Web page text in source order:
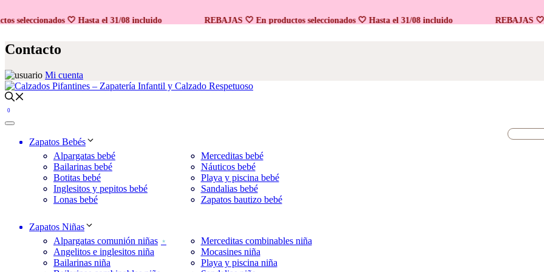
🤍 Hasta el 31/08 incluido REBAJAS 🤍 En productos seleccionados 🤍 Hasta el 31/08 incluido REBAJAS 🤍
al
contenido
Contacto
Mi cuenta
0
Zapatos Bebés
Alpargatas bebé
Bailarinas bebé
Botitas bebé
Inglesitos y pepitos bebé
Lonas bebé
Merceditas bebé
Náuticos bebé
Playa y piscina bebé
Sandalias bebé
Zapatos bautizo bebé
Zapatos Niñas
Alpargatas comunión niñas
Angelitos e inglesitos niña
Bailarinas niña
Merceditas combinables niña
Mocasines niña
Playa y piscina niña